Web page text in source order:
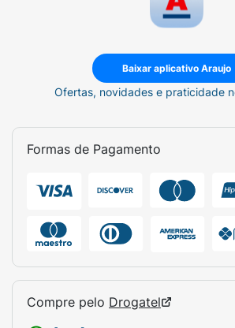
Baixar aplicativo Araujo
Ofertas, novidades e praticidade
Formas de Pagamento
Compre pelo Drogatel